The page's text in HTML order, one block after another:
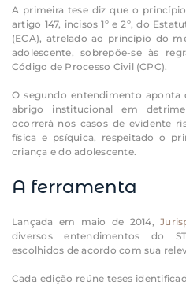
A primeira tese diz que o
artigo 147, incisos 1º e 2º, do
(ECA), atrelado ao princípio do
adolescente, sobrepõe-se às
Código de Processo Civil (CPC).
O segundo entendimento
abrigo institucional em
ocorrerá nos casos de evidente
física e psíquica, respeitado o
criança e do adolescente.
A ferramenta
Lançada em maio de 2014,
diversos entendimentos do
escolhidos de acordo com sua
Cada edição reúne teses